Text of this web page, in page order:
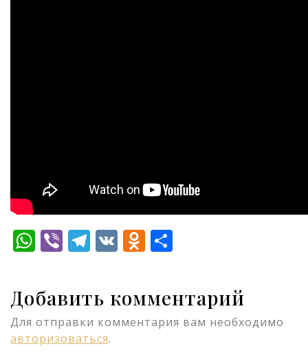
WhatsApp
ViberTelegram
VKOdnoklassniki
Добавить комментарий
Для отправки комментария вам необходимо
авторизоваться.